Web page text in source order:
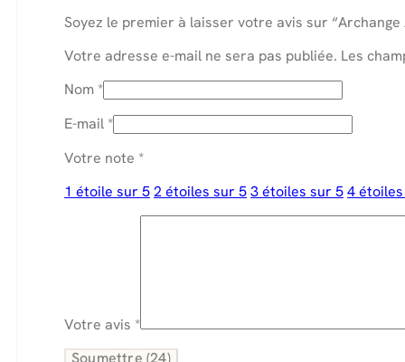
Soyez le premier à laisser votre avis sur
Votre adresse e-mail ne sera pas publiée. Les
Nom*
E-mail*
Votre note *
1 étoile sur 52 étoiles sur 53 étoiles sur 54
Votre avis *